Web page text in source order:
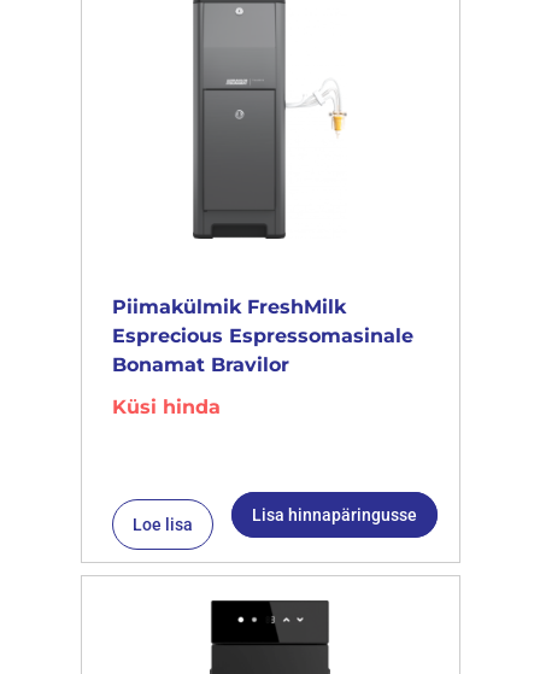
Piimakülmik FreshMilk
Esprecious Espressomasinale
Bonamat Bravilor
Küsi hinda
Loe lisa Lisa hinnapäringusse